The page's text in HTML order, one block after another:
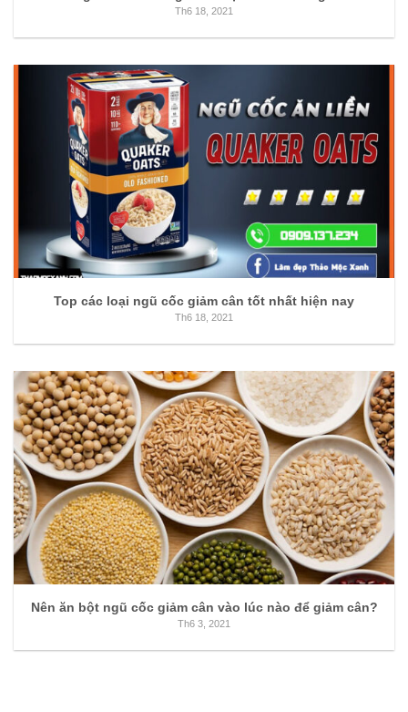
Th6 18, 2021
Top các loại ngũ cốc giảm cân tốt nhất hiện nay
Th6 18, 2021
Nên ăn bột ngũ cốc giảm cân vào lúc nào để giảm cân?
Th6 3, 2021